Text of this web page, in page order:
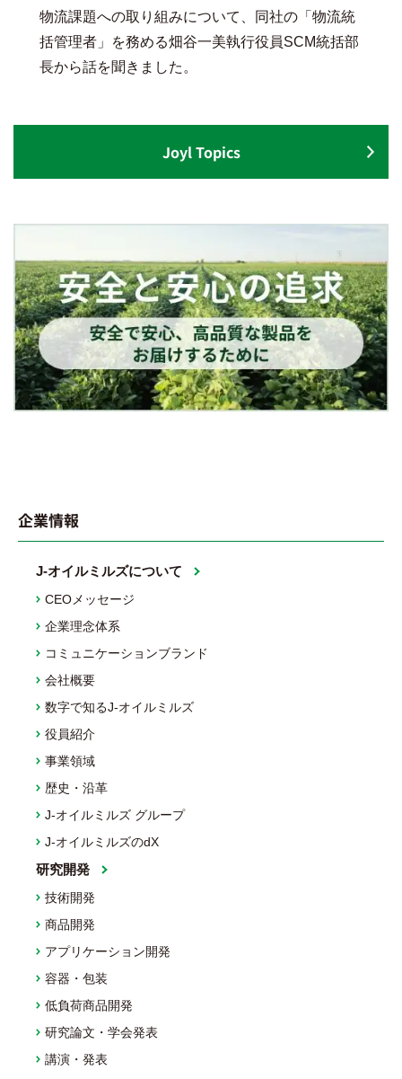
物流課題への取り組みについて、同社の「物流統
括管理者」を務める畑谷一美執行役員SCM統括部
長から話を聞きました。
Joyl Topics
企業情報
J-オイルミルズについて
CEOメッセージ
企業理念体系
コミュニケーションブランド
会社概要
数字で知るJ-オイルミルズ
役員紹介
事業領域
歴史・沿革
J-オイルミルズ グループ
J-オイルミルズのdX
研究開発
技術開発
商品開発
アプリケーション開発
容器・包装
低負荷商品開発
研究論文・学会発表
講演・発表